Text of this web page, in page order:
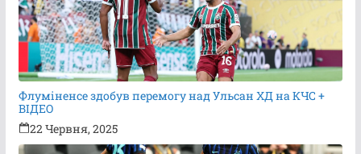
Флуміненсе здобув перемогу над Ульсан ХД на КЧС +
ВІДЕО
22 Червня, 2025